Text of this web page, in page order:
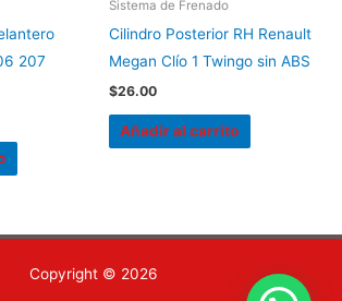
207
Sistema de Frenado
Cilindro Posterior RH Renault
Megan Clío 1 Twingo sin ABS
$26.00
Añadir al carrito
Copyright © 2026